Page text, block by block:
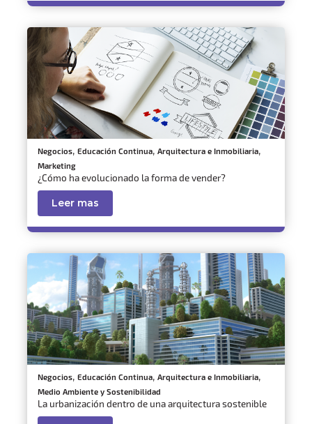
Negocios, Educación Continua, Arquitectura e Inmobiliaria,
Marketing
¿Cómo ha evolucionado la forma de vender?
Leer mas
Negocios, Educación Continua, Arquitectura e Inmobiliaria,
Medio Ambiente y Sostenibilidad
La urbanización dentro de una arquitectura sostenible